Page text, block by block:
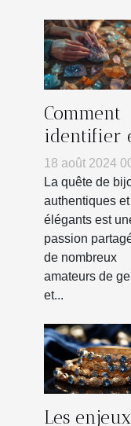
Comment
identifier
choisir des
bijoux en
vraies
naturelles
18 août 2024
La quête de
authentiques et
élégants est
passion
de nombreux
amateurs de
et...
Les